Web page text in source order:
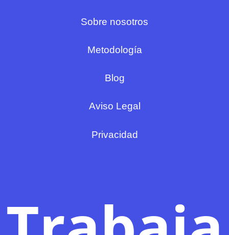
Sobre nosotros
Metodología
Blog
Aviso Legal
Privacidad